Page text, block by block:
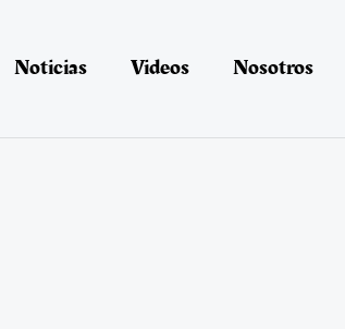
Noticias Videos Nosotros